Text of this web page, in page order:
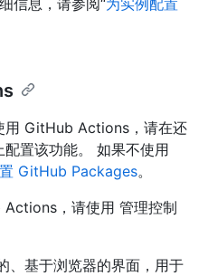
用 GitHub Actions，请在还
置该功能。 如果不使用
GitHub Packages。
，请使用 管理控制
、基于浏览器的界面，用于